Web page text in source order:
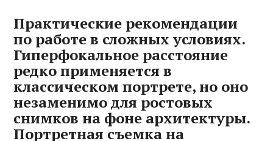
Практические рекомендации
по работе в сложных условиях.
Гиперфокальное расстояние
редко применяется в
классическом портрете, но оно
незаменимо для ростовых
снимков на фоне архитектуры.
Портретная съемка на